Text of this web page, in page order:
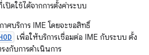
ปิดใช้ได้จากการตั้งค่าระบบ
ศบริการ IME โดยจะขอสิทธิ์
เพื่อให้บริการเชื่อมต่อ IME กับระบบ ตั้ง
งกับการดำเนินการ